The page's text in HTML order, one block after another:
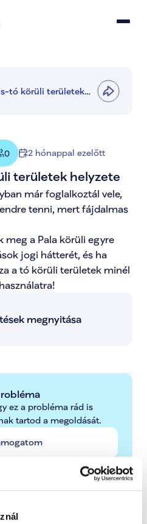
tó körüli területek
0 2 hónappal ezelőtt
területek helyzete
már foglalkoztál vele,
tenni, mert fájdalmas
meg a Pala körüli egyre
jogi hátterét, és ha
a tó körüli területek minél
megnyitása
ez a probléma rád is
tartod a megoldását.
kapcsán